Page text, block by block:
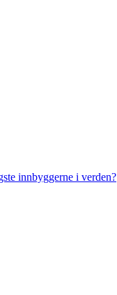
innbyggerne i verden?